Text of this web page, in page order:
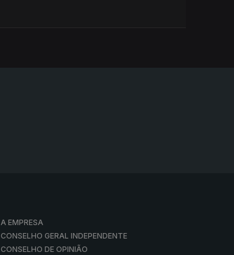
A EMPRESA
CONSELHO GERAL INDEPENDENTE
CONSELHO DE OPINIÃO